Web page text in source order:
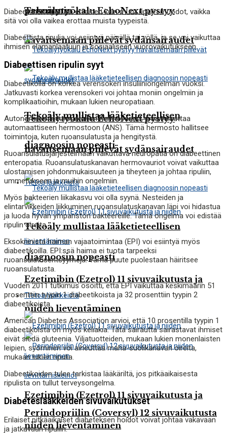
Tekoälytyökalu EchoNext pystyy
havaitsemaan piilevät sydänsairaudet
Tekoäly mullistaa lääketieteellisen
diagnoosin nopeasti
Tietoa lääkkeistä
Ezetimibin (Ezetrol) 11 sivuvaikutusta ja
niiden lieventäminen
Perindopriilin (Coversyl) 12 sivuvaikutusta
paremmin
Tekoälytyökalu EchoNext pystyy
havaitsemaan piilevät sydänsairaudet
Tekoäly mullistaa lääketieteellisen
diagnoosin nopeasti
Tietoa lääkkeistä
Ezetimibin (Ezetrol) 11 sivuvaikutusta ja
niiden lieventäminen
Diabeettinen ripuli on erilainen kuin muut ripulin muodot, vaikka
sitä voi olla vaikea erottaa muista tyypeistä.
Diabeettista ripulia voi esiintyä päivällä tai yöllä, ja se voi vaikuttaa
ihmisen elämänlaatuun ja sosiaaliseen vuorovaikutukseen.
Diabeettisen ripulin syyt
Diabeetikolla on korkea verensokeri insuliiniongelman vuoksi.
Jatkuvasti korkea verensokeri voi johtaa moniin ongelmiin ja
komplikaatioihin, mukaan lukien neuropatiaan.
Autonominen neuropatia on hermovaurio, joka vaikuttaa
automaattiseen hermostoon (ANS). Tämä hermosto hallitsee
toimintoja, kuten ruoansulatusta ja hengitystä.
Ruoansulatusjärjestelmään vaikuttava neuropatia on diabeettinen
enteropatia. Ruoansulatuskanavan hermovauriot voivat vaikuttaa
ulostamisen johdonmukaisuuteen ja tiheyteen ja johtaa ripuliin,
ummetukseen ja muihin ongelmiin.
Myös bakteerien liikakasvu voi olla syynä. Nesteiden ja
elintarvikkeiden liikkuminen ruoansulatuskanavan läpi voi hidastua
ja luoda hyvän ympäristön bakteereille. Tämä ongelma voi edistää
ripulin oireita.
Eksokriinista haiman vajaatoimintaa (EPI) voi esiintyä myös
diabeetikoilla. EPI:ssä haima ei tuota tarpeeksi
ruoansulatusentsyymejä. Tämä puute puolestaan ​​häiritsee
ruoansulatusta.
Vuoden 2011 tutkimus osoitti, että EPI vaikuttaa keskimäärin 51
prosenttiin tyypin 1 diabeetikoista ja 32 prosenttiin tyypin 2
diabeetikoista.
American Diabetes Association arvioi, että 10 prosentilla tyypin 1
diabeetikoista on myös keliakia. Tätä sairautta sairastavat ihmiset
eivät siedä gluteenia. Viljatuotteiden, mukaan lukien monenlaisten
leipien, syöminen voi aiheuttaa maha-suolikanavan oireita,
mukaan lukien ripulia.
Diabeetikoiden tulee tarkistaa lääkäriltä, ​​jos pitkäaikaisesta
ripulista on tullut terveysongelma.
Diabeteslääkkeiden sivuvaikutukset
Erilaiset pitkäaikaiset diabeteksen hoidot voivat johtaa vakavaan
ja jatkuvaan ripuliin.